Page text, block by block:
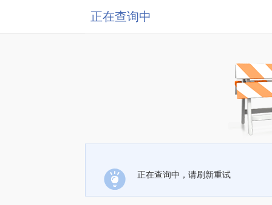
正在查询中
正在查询中，请刷新重试